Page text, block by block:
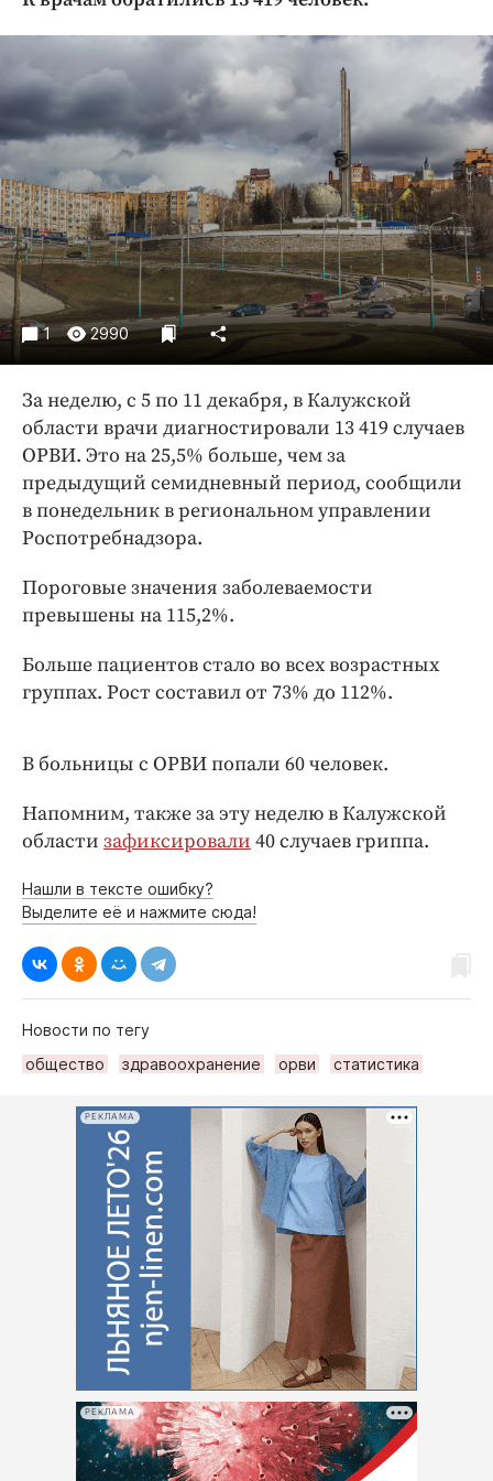
Криминал
Культура
Недвижимость и ЖКХ
Образование
Общество
Погода
Праздники
Происшествия
Спорт
Экономика и бизнес
Блоги
Издания
Медиаперсона
Интересное чтиво
Клиника года
Работодатель года
1 2990
За неделю, с 5 по 11 декабря, в Калужской
области врачи диагностировали 13 419 случаев
ОРВИ. Это на 25,5% больше, чем за
предыдущий семидневный период, сообщили
в понедельник в региональном управлении
Роспотребнадзора.
Пороговые значения заболеваемости
превышены на 115,2%.
Больше пациентов стало во всех возрастных
группах. Рост составил от 73% до 112%.
В больницы с ОРВИ попали 60 человек.
Напомним, также за эту неделю в Калужской
области зафиксировали 40 случаев гриппа.
Нашли в тексте ошибку?
Выделите её и нажмите сюда!
Новости по тегу
общество
здравоохранение орви статистика
РЕКЛАМА
РЕКЛАМА